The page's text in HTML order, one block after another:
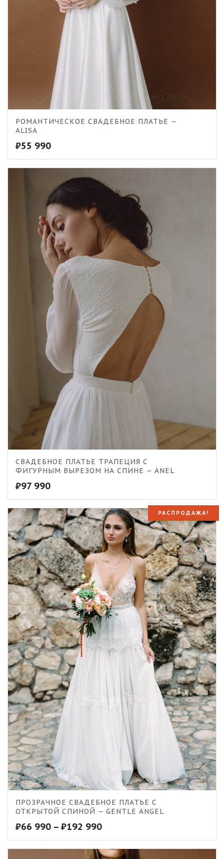
РОМАНТИЧЕСКОЕ СВАДЕБНОЕ ПЛАТЬЕ –
ALISA
₽55 990
СВАДЕБНОЕ ПЛАТЬЕ ТРАПЕЦИЯ С
ФИГУРНЫМ ВЫРЕЗОМ НА СПИНЕ – ANEL
₽97 990
РАСПРОДАЖА!
ПРОЗРАЧНОЕ СВАДЕБНОЕ ПЛАТЬЕ С
ОТКРЫТОЙ СПИНОЙ – GENTLE ANGEL
₽66 990 – ₽192 990